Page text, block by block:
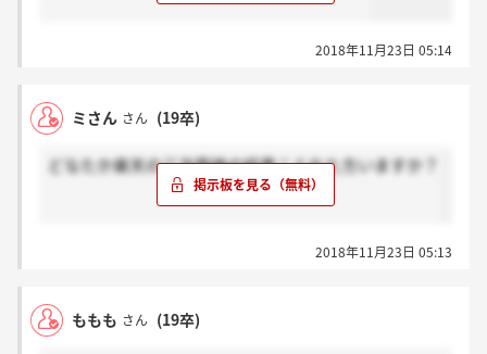
2018年11月23日 05:14
ミさん さん (19卒)
どなたか楽天の三次面接の結果こられた方いますか？
2018年11月23日 05:13
ももも さん (19卒)